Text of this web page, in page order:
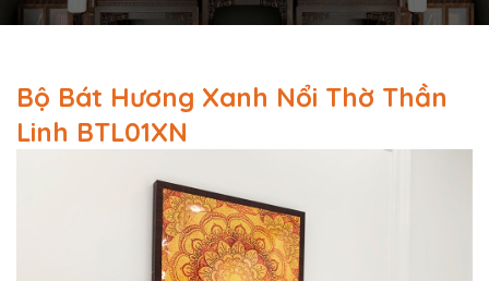
Bộ Bát Hương Xanh Nổi Thờ Thần
Linh BTL01XN